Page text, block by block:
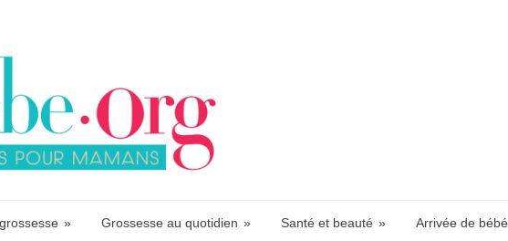
» Grossesse au quotidien » Santé et beauté » Arrivée de bébé